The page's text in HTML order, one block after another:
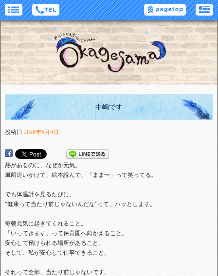
中嶋です
投稿日 2026年6月4日
熱があるのに、なぜか元気。
風船追いかけて、絵本読んで、「まま〜」って笑ってる。
でも体温計を見るたびに、
“健康って当たり前じゃないんだな”って、ハッとします。
毎朝元気に起きてくれること。
「いってきます」って保育園へ向かえること。
安心して預けられる場所があること。
そして、私が安心して仕事できること。
それって全部、当たり前じゃないです。